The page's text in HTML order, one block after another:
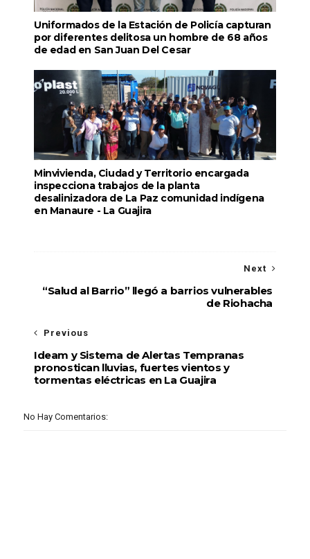
Uniformados de la Estación de Policía capturan
por diferentes delitosa un hombre de 68 años
de edad en San Juan Del Cesar
Minvivienda, Ciudad y Territorio encargada
inspecciona trabajos de la planta
desalinizadora de La Paz comunidad indígena
en Manaure - La Guajira
Next
“Salud al Barrio” llegó a barrios vulnerables
de Riohacha
Previous
Ideam y Sistema de Alertas Tempranas
pronostican lluvias, fuertes vientos y
tormentas eléctricas en La Guajira
No Hay Comentarios: